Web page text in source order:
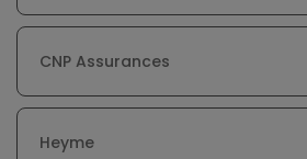
CNP Assurances
Heyme